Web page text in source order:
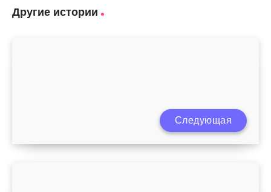
Другие истории
Можно ли кормящей маме мороженое?
Следующая